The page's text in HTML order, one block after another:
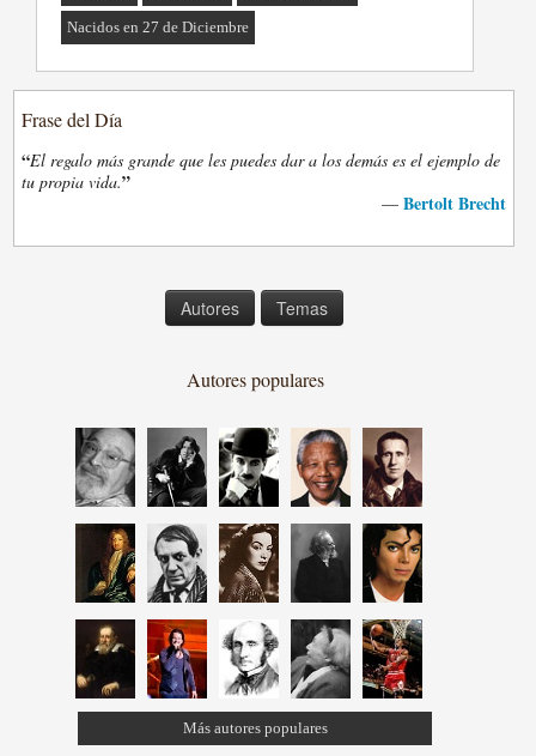
Nacidos en 27 de Diciembre
Frase del Día
“El regalo más grande que les puedes dar a los demás es el ejemplo de
tu propia vida.”
— Bertolt Brecht
Autores Temas
Autores populares
Más autores populares